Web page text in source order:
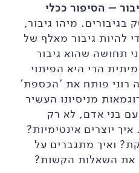
גיבור – הסיפור ככלי
מיהו גיבור,
להיות גיבור מאלף של
תחושה שהוא גיבור
הרי היא הפיתוי
רוני פותח את 'הכספת'
מניסיונו העשיר
עם בני אדם, לא רק
יוצרים אינטימיות?
ואיך מתגברים על
את השאלות הקשות?